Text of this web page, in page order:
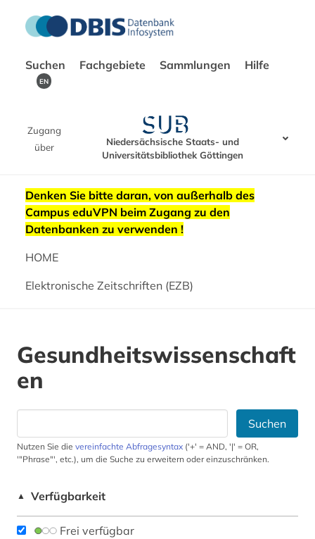
Suchen Fachgebiete Sammlungen Hilfe
EN
Zugang
über
Niedersächsische Staats- und
Universitätsbibliothek Göttingen
Denken Sie bitte daran, von außerhalb des
Campus eduVPN beim Zugang zu den
Datenbanken zu verwenden !
HOME
Elektronische Zeitschriften (EZB)
Gesundheitswissenschaft
en
Suchen
Nutzen Sie die vereinfachte Abfragesyntax ('+' = AND, '|' = OR,
'"Phrase"', etc.), um die Suche zu erweitern oder einzuschränken.
▲ Verfügbarkeit
Frei verfügbar